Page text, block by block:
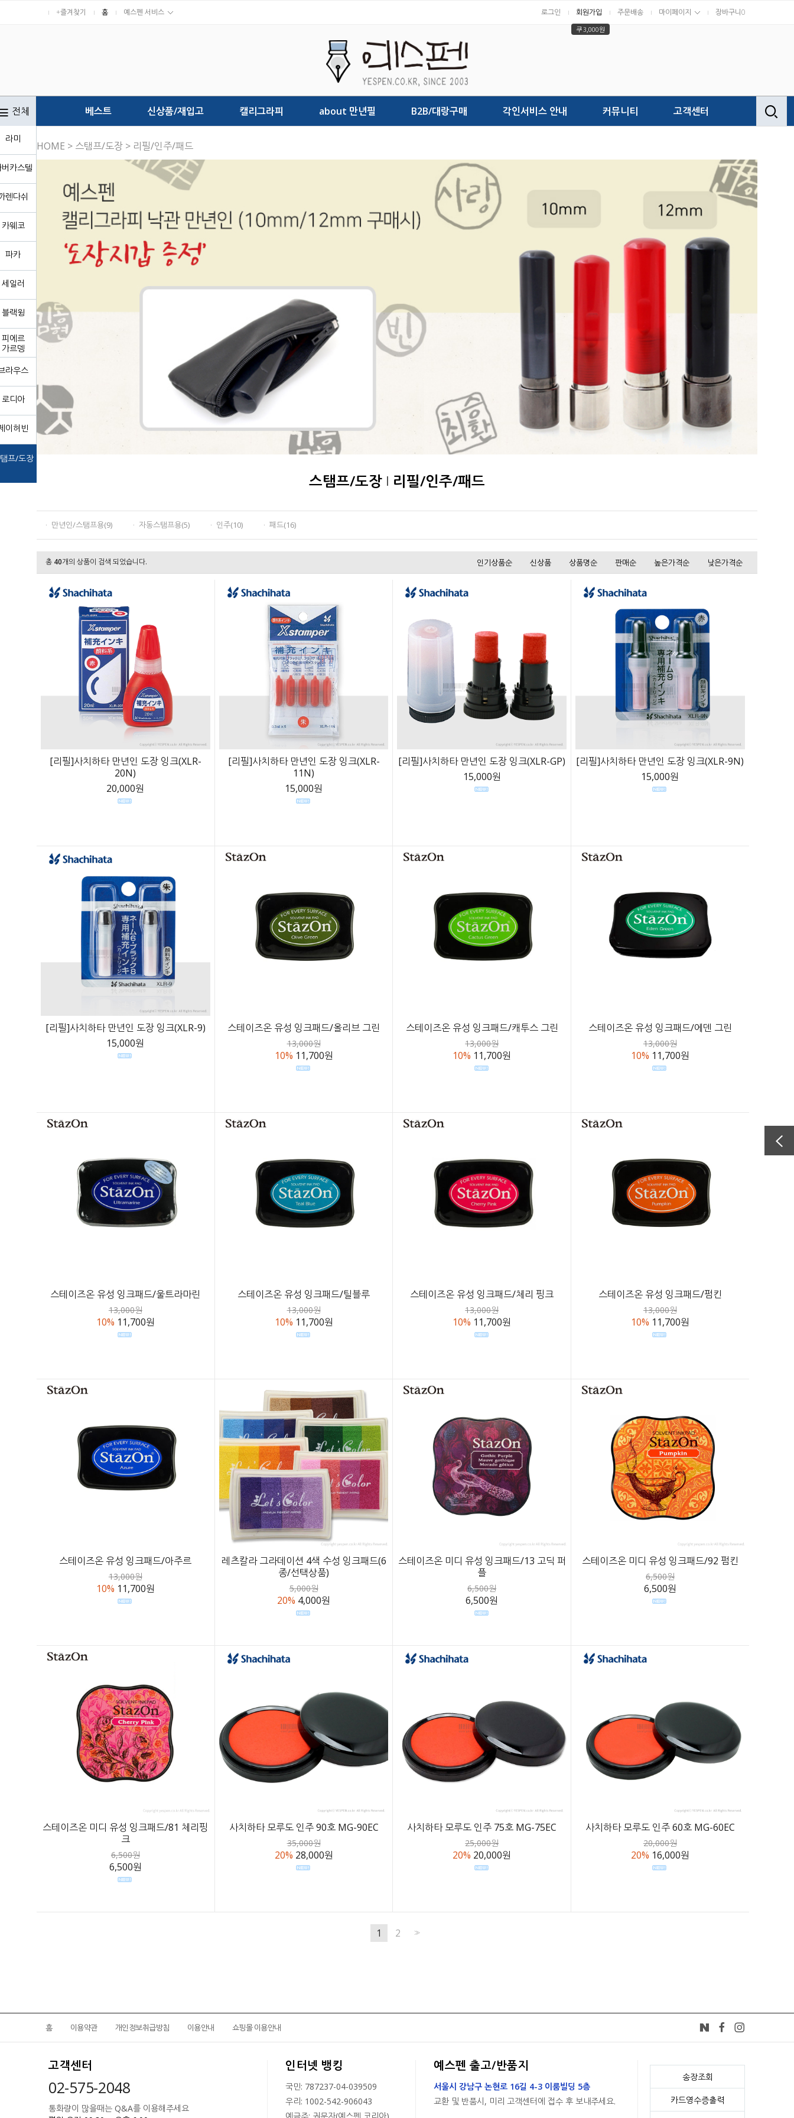
+즐겨찾기 홈 예스펜 서비스 로그인 회원가입
쿠 3,000원
주문배송 마이페이지 장바구니0
전체
라미
카스텔
렌다쉬
카웨코
파카
세일러
블랙윙
피에르
가르뎅
라우스
로디아
이허빈
프/도장
베스트 신상품/재입고 캘리그라피 about 만년필 B2B/대랑구매 각인서비스 안내 커뮤니티 고객센터
HOME > 스탬프/도장 > 리필/인주/패드
스탬프/도장 | 리필/인주/패드
ㆍ 만년인/스탬프용(9) ㆍ 자동스탬프용(5) ㆍ 인주(10) ㆍ 패드(16)
총 40개의 상품이 검색 되었습니다. 인기상품순 신상품 상품명순 판매순 높은가격순 낮은가격순
[리필]사치하타 만년인 도장 잉크(XLR-
20N)
20,000원
[리필]사치하타 만년인 도장 잉크(XLR-
11N)
15,000원
[리필]사치하타 만년인 도장 잉크(XLR-GP)
15,000원
[리필]사치하타 만년인 도장 잉크(XLR-9N)
15,000원
[리필]사치하타 만년인 도장 잉크(XLR-9)
15,000원
스테이즈온 유성 잉크패드/올리브 그린
13,000원
10% 11,700원
스테이즈온 유성 잉크패드/캐투스 그린
13,000원
10% 11,700원
스테이즈온 유성 잉크패드/에덴 그린
13,000원
10% 11,700원
스테이즈온 유성 잉크패드/울트라마린
13,000원
10% 11,700원
스테이즈온 유성 잉크패드/틸블루
13,000원
10% 11,700원
스테이즈온 유성 잉크패드/체리 핑크
13,000원
10% 11,700원
스테이즈온 유성 잉크패드/펌킨
13,000원
10% 11,700원
스테이즈온 유성 잉크패드/아주르
13,000원
10% 11,700원
레츠칼라 그라데이션 4색 수성 잉크패드(6
종/선택상품)
5,000원
20% 4,000원
스테이즈온 미디 유성 잉크패드/13 고딕 퍼
플
6,500원
6,500원
스테이즈온 미디 유성 잉크패드/92 펌킨
6,500원
6,500원
스테이즈온 미디 유성 잉크패드/81 체리핑
크
6,500원
6,500원
사치하타 모루도 인주 90호 MG-90EC
35,000원
20% 28,000원
사치하타 모루도 인주 75호 MG-75EC
25,000원
20% 20,000원
사치하타 모루도 인주 60호 MG-60EC
20,000원
20% 16,000원
1 2 >>
홈 이용약관 개인정보취급방침 이용안내 쇼핑몰 이용안내
고객센터
02-575-2048
통화량이 많을때는 Q&A를 이용해주세요
인터넷 뱅킹
국민: 787237-04-039509
우리: 1002-542-906043
예스펜 출고/반품지
서울시 강남구 논현로 16길 4-3 이룸빌딩 5층
교환 및 반품시, 미리 고객센터에 접수 후 보내주세요.
송장조회
카드영수증출력